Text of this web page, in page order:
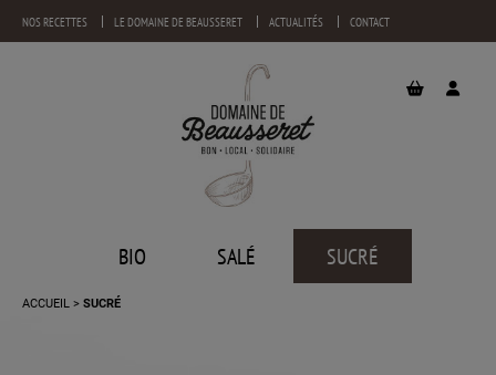
NOS RECETTES LE DOMAINE DE BEAUSSERET ACTUALITÉS CONTACT
BIO SALÉ SUCRÉ
ACCUEIL SUCRÉ